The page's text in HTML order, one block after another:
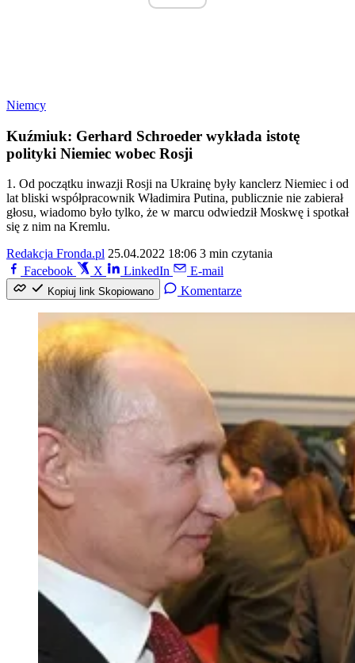
Niemcy
Kuźmiuk: Gerhard Schroeder wykłada istotę
polityki Niemiec wobec Rosji
1. Od początku inwazji Rosji na Ukrainę były kanclerz Niemiec i od
lat bliski współpracownik Władimira Putina, publicznie nie zabierał
głosu, wiadomo było tylko, że w marcu odwiedził Moskwę i spotkał
się z nim na Kremlu.
Redakcja Fronda.pl 25.04.2022 18:06 3 min czytania
Facebook
X LinkedIn E-mail
Kopiuj link Skopiowano Komentarze